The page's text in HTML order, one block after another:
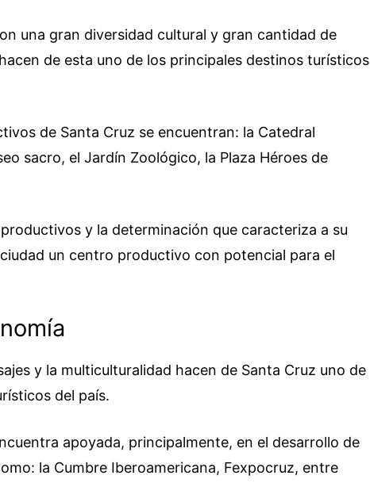
una gran diversidad cultural y gran cantidad de
de esta uno de los principales destinos turísticos
de Santa Cruz se encuentran: la Catedral
sacro, el Jardín Zoológico, la Plaza Héroes de
y la determinación que caracteriza a su
un centro productivo con potencial para el
y la multiculturalidad hacen de Santa Cruz uno de
del país.
apoyada, principalmente, en el desarrollo de
la Cumbre Iberoamericana, Fexpocruz, entre